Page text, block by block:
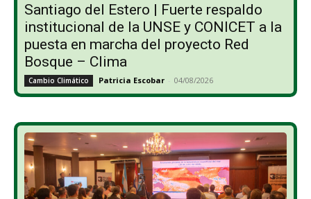
Santiago del Estero | Fuerte respaldo
institucional de la UNSE y CONICET a la
puesta en marcha del proyecto Red
Bosque – Clima
Cambio Climático Patricia Escobar - 04/08/2026